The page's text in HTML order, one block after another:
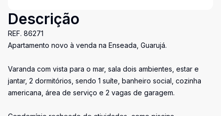
Descrição
REF. 86271
Apartamento novo à venda na Enseada, Guarujá.
Varanda com vista para o mar, sala dois ambientes, estar e
jantar, 2 dormitórios, sendo 1 suíte, banheiro social, cozinha
americana, área de serviço e 2 vagas de garagem.